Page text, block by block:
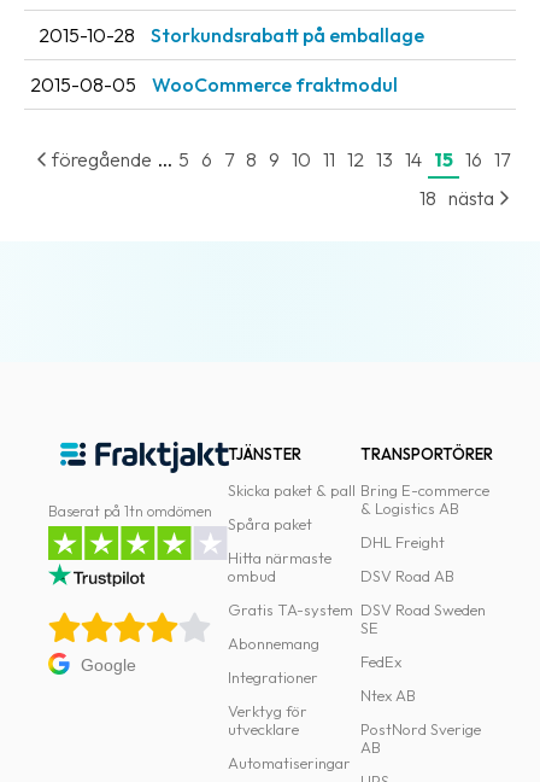
Medarbetare
Jobb
&
Integritet
Förbjudet
och
farligt
innehåll
2015-10-28 Storkundsrabatt på emballage
2015-08-05 WooCommerce fraktmodul
föregående ... 5 6 7 8 9 10 11 12 13 14 15 16 17
18 nästa
Baserat på 1tn omdömen
Google
TJÄNSTER
Skicka paket & pall
Spåra paket
Hitta närmaste
ombud
Gratis TA-system
Abonnemang
Integrationer
Verktyg för
utvecklare
Automatiseringar
TRANSPORTÖRER
Bring E-commerce
& Logistics AB
DHL Freight
DSV Road AB
DSV Road Sweden
SE
FedEx
Ntex AB
PostNord Sverige
AB